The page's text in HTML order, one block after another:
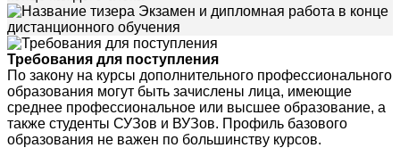
Экзамен и дипломная работа в конце
дистанционного обучения
Требования для поступления
По закону на курсы дополнительного профессионального
образования могут быть зачислены лица, имеющие
среднее профессиональное или высшее образование, а
также студенты СУЗов и ВУЗов. Профиль базового
образования не важен по большинству курсов.